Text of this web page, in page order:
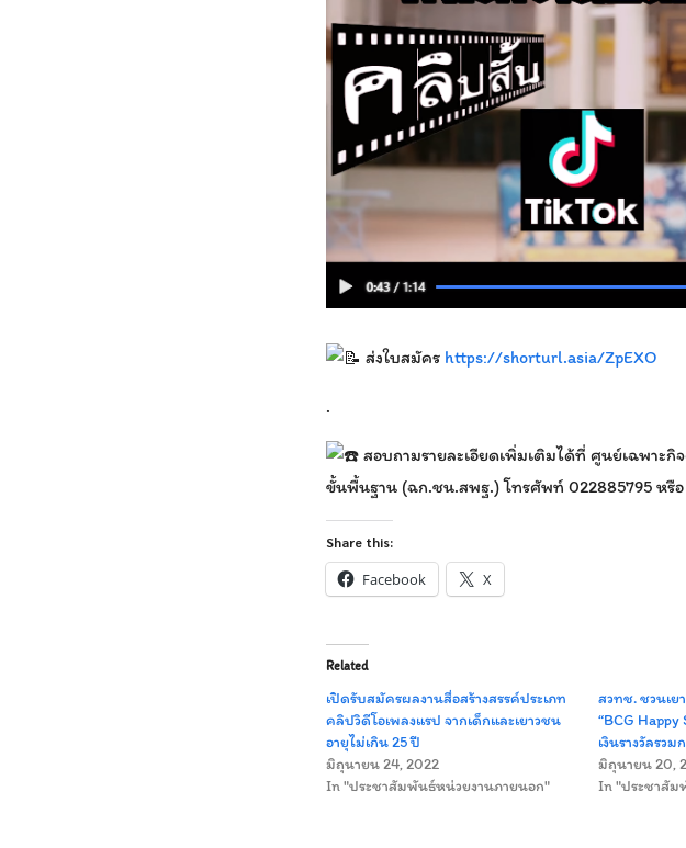
Search
ส่งใบสมัคร https://shorturl.asia/ZpEXO
.
สอบถามรายละเอียดเพิ่มเติมได้ที่ ศูนย์เฉพาะกิ
ขั้นพื้นฐาน (ฉก.ชน.สพฐ.) โทรศัพท์ 022885795 หรือ
Share this:
Facebook X
Related
เปิดรับสมัครผลงานสื่อสร้างสรรค์ประเภท
คลิปวิดีโอเพลงแรป จากเด็กและเยาวชน
อายุไม่เกิน 25 ปี
มิถุนายน 24, 2022
In "ประชาสัมพันธ์หน่วยงานภายนอก"
สวทช. ชวนเย
“BCG Happy
เงินรางวัลรว
มิถุนายน 20,
In "ประชาสัม